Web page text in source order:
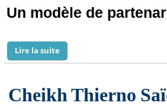
Un modèle de
Lire la suite
Cheikh Thierno